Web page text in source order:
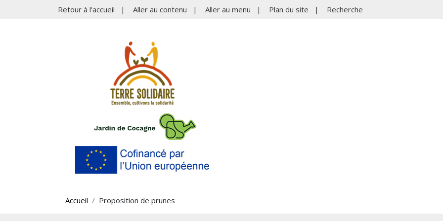
Retour à l'accueil | Aller au contenu | Aller au menu | Plan du site | Recherche
Accueil Proposition de prunes